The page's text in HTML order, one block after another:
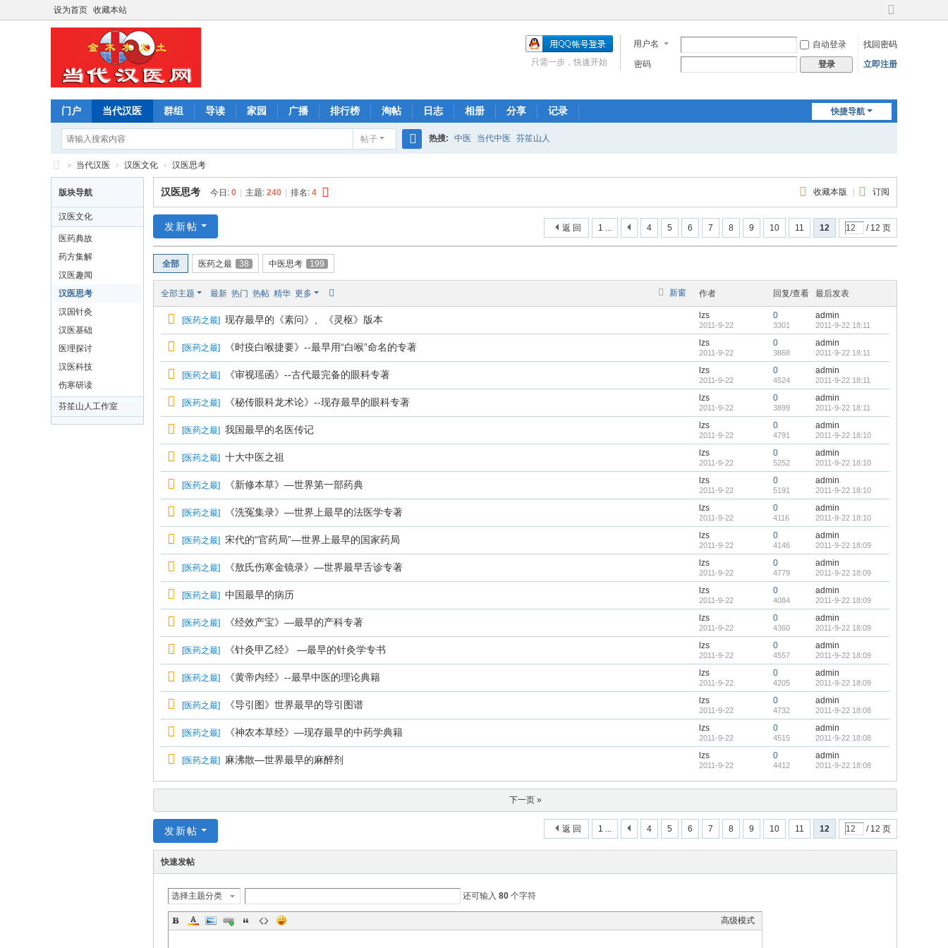
设为首页 收藏本站
切
到
宽
用户名 自动登录
找回密码
密码
登录 立即注册
只需一步，快速开始
快捷导航
门户 当代汉医 群组 导读 家园 广播 排行榜 淘帖 日志 相册 分享 记录
帖子
索
热搜: 中医 当代中医 芬笙山人
当
代
中
» 当代汉医 › 汉医文化 › 汉医思考
版块导航
汉医文化
医药典故
药方集解
汉医趣闻
汉医思考
汉国针灸
汉医基础
医理探讨
汉医科技
伤寒研读
芬笙山人工作室
收藏本版 订阅
汉医思考 今日: 0 主题: 240 排名: 4
1 ... 4 5 6 7 8 9 10 11 12 / 12 页
返 回
发新帖
全部 医药之最 38 中医思考 199
新窗
全部主题 最新 热门 热帖 精华 更多 作者 回复/查看 最后发表
[医药之最] 现存最早的《素问》、《灵枢》版本 lzs
2011-9-22
0
3301
admin
2011-9-22 18:11
[医药之最] 《时疫白喉捷要》--最早用“白喉”命名的专著 lzs
2011-9-22
0
3868
admin
2011-9-22 18:11
[医药之最] 《审视瑶函》--古代最完备的眼科专著 lzs
2011-9-22
0
4524
admin
2011-9-22 18:11
[医药之最] 《秘传眼科龙术论》--现存最早的眼科专著 lzs
2011-9-22
0
3899
admin
2011-9-22 18:11
[医药之最] 我国最早的名医传记 lzs
2011-9-22
0
4791
admin
2011-9-22 18:10
[医药之最] 十大中医之祖 lzs
2011-9-22
0
5252
admin
2011-9-22 18:10
[医药之最] 《新修本草》—世界第一部药典 lzs
2011-9-22
0
5191
admin
2011-9-22 18:10
[医药之最] 《洗冤集录》—世界上最早的法医学专著 lzs
2011-9-22
0
4116
admin
2011-9-22 18:10
[医药之最] 宋代的“官药局”—世界上最早的国家药局 lzs
2011-9-22
0
4146
admin
2011-9-22 18:09
[医药之最] 《敖氏伤寒金镜录》—世界最早舌诊专著 lzs
2011-9-22
0
4779
admin
2011-9-22 18:09
[医药之最] 中国最早的病历 lzs
2011-9-22
0
4084
admin
2011-9-22 18:09
[医药之最] 《经效产宝》—最早的产科专著 lzs
2011-9-22
0
4360
admin
2011-9-22 18:09
[医药之最] 《针灸甲乙经》 —最早的针灸学专书 lzs
2011-9-22
0
4557
admin
2011-9-22 18:09
[医药之最] 《黄帝内经》--最早中医的理论典籍 lzs
2011-9-22
0
4205
admin
2011-9-22 18:09
[医药之最] 《导引图》世界最早的导引图谱 lzs
2011-9-22
0
4732
admin
2011-9-22 18:08
[医药之最] 《神农本草经》—现存最早的中药学典籍 lzs
2011-9-22
0
4515
admin
2011-9-22 18:08
[医药之最] 麻沸散—世界最早的麻醉剂 lzs
2011-9-22
0
4412
admin
2011-9-22 18:08
下一页 »
1 ... 4 5 6 7 8 9 10 11 12 / 12 页
返 回
发新帖
快速发帖
选择主题分类 还可输入 80 个字符
高级模式